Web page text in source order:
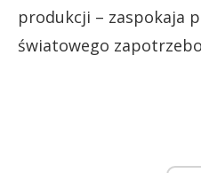
produkcji – zaspokaja
światowego